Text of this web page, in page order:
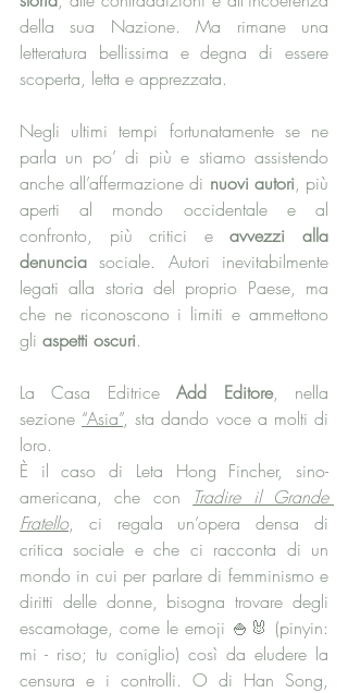
della sua Nazione. Ma rimane una
letteratura bellissima e degna di essere
scoperta, letta e apprezzata.
Negli ultimi tempi fortunatamente se ne
parla un po’ di più e stiamo assistendo
anche all’affermazione di nuovi autori, più
aperti al mondo occidentale e al
confronto, più critici e avvezzi alla
denuncia sociale. Autori inevitabilmente
legati alla storia del proprio Paese, ma
che ne riconoscono i limiti e ammettono
gli aspetti oscuri.
La Casa Editrice Add Editore, nella
sezione “Asia”, sta dando voce a molti di
loro.
È il caso di Leta Hong Fincher, sino-
americana, che con
Tradire il Grande
Fratello, ci regala un’opera densa di
critica sociale e che ci racconta di un
mondo in cui per parlare di femminismo e
diritti delle donne, bisogna trovare degli
escamotage, come le emoji 🍚​🐰​ (pinyin:
mi - riso; tu coniglio) così da eludere la
censura e i controlli. O di Han Song,